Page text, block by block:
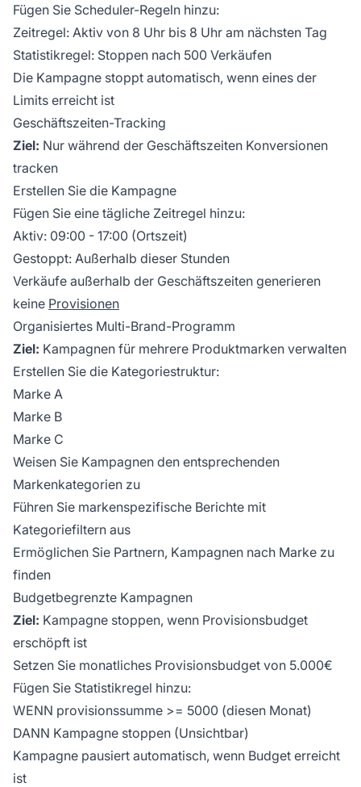
Fügen Sie Scheduler-Regeln hinzu:
Zeitregel: Aktiv von 8 Uhr bis 8 Uhr am nächsten Tag
Statistikregel: Stoppen nach 500 Verkäufen
Die Kampagne stoppt automatisch, wenn eines der
Limits erreicht ist
Geschäftszeiten-Tracking
Ziel: Nur während der Geschäftszeiten Konversionen
tracken
Erstellen Sie die Kampagne
Fügen Sie eine tägliche Zeitregel hinzu:
Aktiv: 09:00 - 17:00 (Ortszeit)
Gestoppt: Außerhalb dieser Stunden
Verkäufe außerhalb der Geschäftszeiten generieren
keine Provisionen
Organisiertes Multi-Brand-Programm
Ziel: Kampagnen für mehrere Produktmarken verwalten
Erstellen Sie die Kategoriestruktur:
Marke A
Marke B
Marke C
Weisen Sie Kampagnen den entsprechenden
Markenkategorien zu
Führen Sie markenspezifische Berichte mit
Kategoriefiltern aus
Ermöglichen Sie Partnern, Kampagnen nach Marke zu
finden
Budgetbegrenzte Kampagnen
Ziel: Kampagne stoppen, wenn Provisionsbudget
erschöpft ist
Setzen Sie monatliches Provisionsbudget von 5.000€
Fügen Sie Statistikregel hinzu:
WENN provisionssumme >= 5000 (diesen Monat)
DANN Kampagne stoppen (Unsichtbar)
Kampagne pausiert automatisch, wenn Budget erreicht
ist